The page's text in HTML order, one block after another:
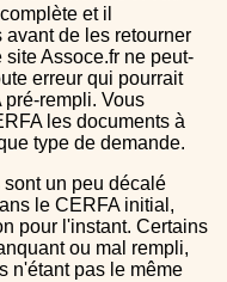
et il
de les retourner
Assoce.fr ne peut-
erreur qui pourrait
rempli. Vous
les documents à
type de demande.
le CERFA initial,
pour l'instant. Certains
ou mal rempli,
n'étant pas le même